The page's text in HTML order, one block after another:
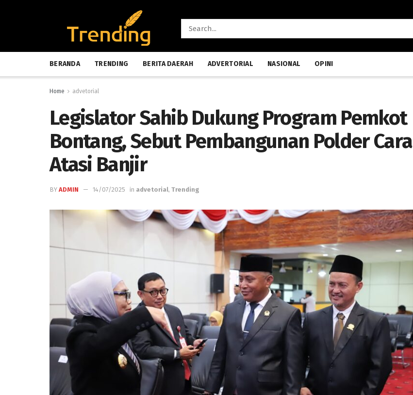
BERANDA TRENDING BERITA DAERAH ADVERTORIAL NASIONAL OPINI
Home advetorial
Legislator Sahib Dukung Program Pemkot
Bontang, Sebut Pembangunan Polder Cara
Atasi Banjir
BY ADMIN 14/07/2025 in advetorial, Trending